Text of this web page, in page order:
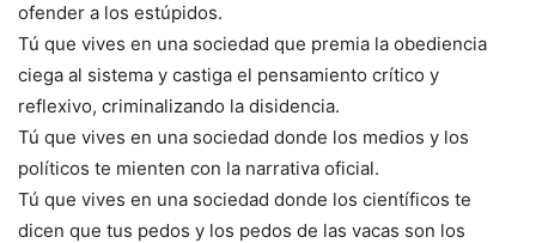
ofender a los estúpidos.
Tú que vives en una sociedad que premia la obediencia
ciega al sistema y castiga el pensamiento crítico y
reflexivo, criminalizando la disidencia.
Tú que vives en una sociedad donde los medios y los
políticos te mienten con la narrativa oficial.
Tú que vives en una sociedad donde los científicos te
dicen que tus pedos y los pedos de las vacas son los